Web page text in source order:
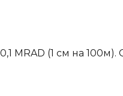
(1 см на 100м).